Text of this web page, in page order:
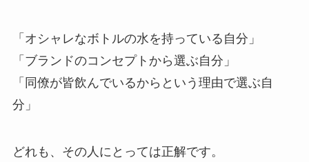
「オシャレなボトルの水を持っている自分」
「ブランドのコンセプトから選ぶ自分」
「同僚が皆飲んでいるからという理由で選ぶ自
分」
どれも、その人にとっては正解です。